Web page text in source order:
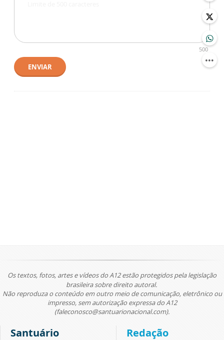
500
ENVIAR
Os textos, fotos, artes e vídeos do A12 estão protegidos pela legislação
brasileira sobre direito autoral.
Não reproduza o conteúdo em outro meio de comunicação, eletrônico ou
impresso, sem autorização expressa do A12
(faleconosco@santuarionacional.com).
Santuário Redação